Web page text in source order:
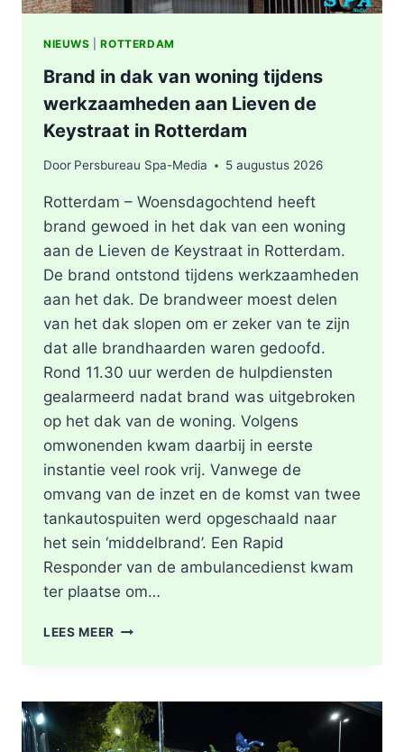
NIEUWS |ROTTERDAM
Brand in dak van woning tijdens
werkzaamheden aan Lieven de
Keystraat in Rotterdam
Door Persbureau Spa-Media 5 augustus 2026
Rotterdam – Woensdagochtend heeft
brand gewoed in het dak van een woning
aan de Lieven de Keystraat in Rotterdam.
De brand ontstond tijdens werkzaamheden
aan het dak. De brandweer moest delen
van het dak slopen om er zeker van te zijn
dat alle brandhaarden waren gedoofd.
Rond 11.30 uur werden de hulpdiensten
gealarmeerd nadat brand was uitgebroken
op het dak van de woning. Volgens
omwonenden kwam daarbij in eerste
instantie veel rook vrij. Vanwege de
omvang van de inzet en de komst van twee
tankautospuiten werd opgeschaald naar
het sein ‘middelbrand’. Een Rapid
Responder van de ambulancedienst kwam
ter plaatse om…
LEES MEER BRAND
WONING
TIJDENS
WERKZAAMHEDEN